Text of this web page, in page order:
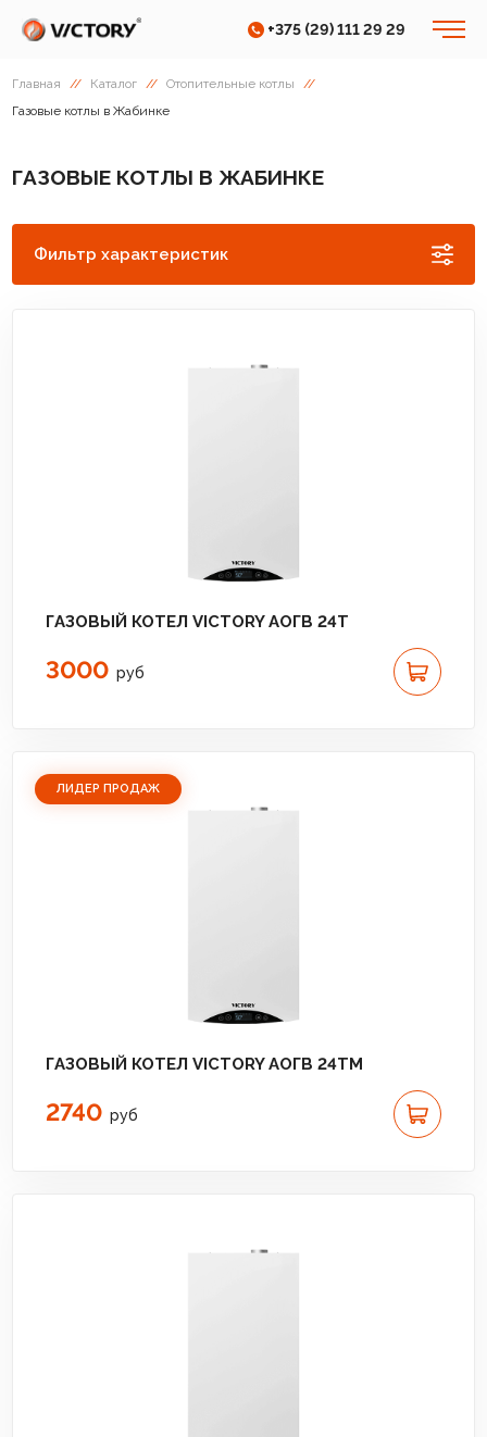
+375 (29) 111 29 29
Главная // Каталог // Отопительные котлы
//
Газовые котлы в Жабинке
ГАЗОВЫЕ КОТЛЫ В ЖАБИНКЕ
Фильтр характеристик
ГАЗОВЫЙ КОТЕЛ VICTORY АОГВ 24T
3000 руб
ЛИДЕР ПРОДАЖ
ГАЗОВЫЙ КОТЕЛ VICTORY АОГВ 24TM
2740 руб